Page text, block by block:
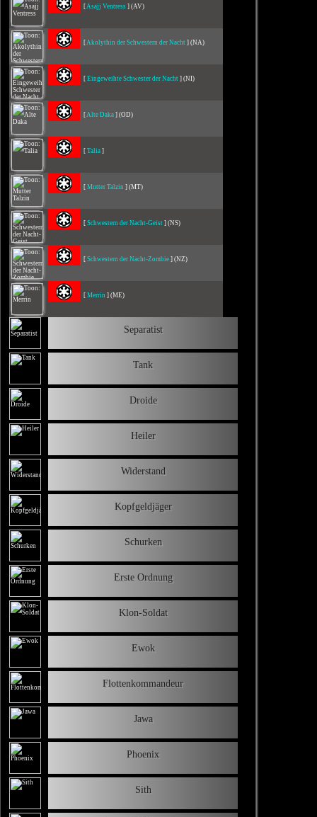
[Asajj Ventress ] (AV)
[Akolythin der Schwestern der Nacht ] (NA)
[ Eingeweihte Schwester der Nacht ] (NI)
[Alte Daka ] (OD)
[ Talia ]
[ Mutter Talzin ] (MT)
[ Schwestern der Nacht-Geist ] (NS)
[ Schwestern der Nacht-Zombie ] (NZ)
[ Merrin ] (ME)
Separatist
Tank
Droide
Heiler
Widerstand
Kopfgeldjäger
Schurken
Erste Ordnung
Klon-Soldat
Ewok
Flottenkommandeur
Jawa
Phoenix
Sith